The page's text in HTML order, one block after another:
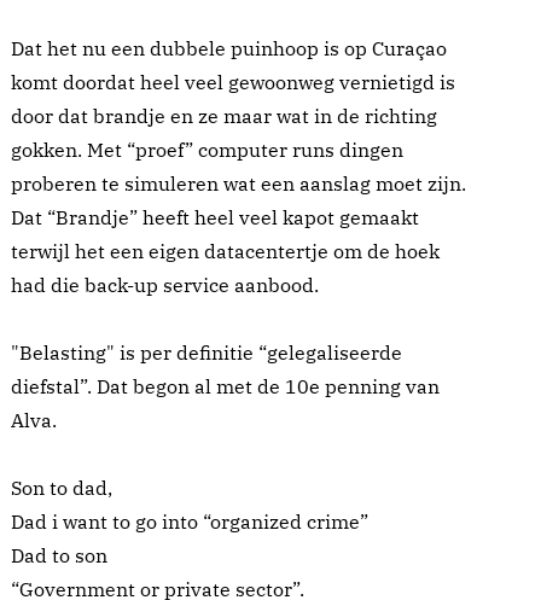
Dat het nu een dubbele puinhoop is op Curaçao
komt doordat heel veel gewoonweg vernietigd is
door dat brandje en ze maar wat in de richting
gokken. Met “proef” computer runs dingen
proberen te simuleren wat een aanslag moet zijn.
Dat “Brandje” heeft heel veel kapot gemaakt
terwijl het een eigen datacentertje om de hoek
had die back-up service aanbood.
"Belasting" is per definitie “gelegaliseerde
diefstal”. Dat begon al met de 10e penning van
Alva.
Son to dad,
Dad i want to go into “organized crime”
Dad to son
“Government or private sector”.